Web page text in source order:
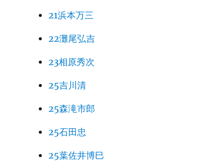
21浜本万三
22灘尾弘吉
23相原秀次
25吉川清
25森滝市郎
25石田忠
25葉佐井博巳